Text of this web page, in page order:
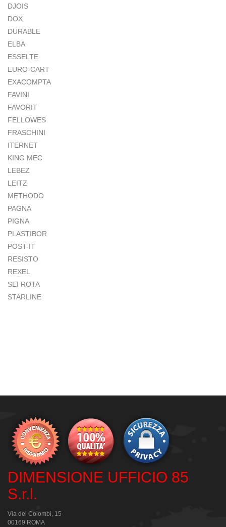
DJOIS
DOX
DURABLE
ELBA
ESSELTE
EURO-CART
EXACOMPTA
FAVINI
FAVORIT
FELLOWES
FRASCHINI
ITERNET
KING MEC
LEBEZ
LEITZ
METHODO
PAGNA
PIGNA
PLASTIBOR
POST-IT
RESISTO
REXEL
SEI ROTA
STARLINE
DIMENSIONE UFFICIO 85
S.r.l.
Via dei Colombi, 15
00169 ROMA